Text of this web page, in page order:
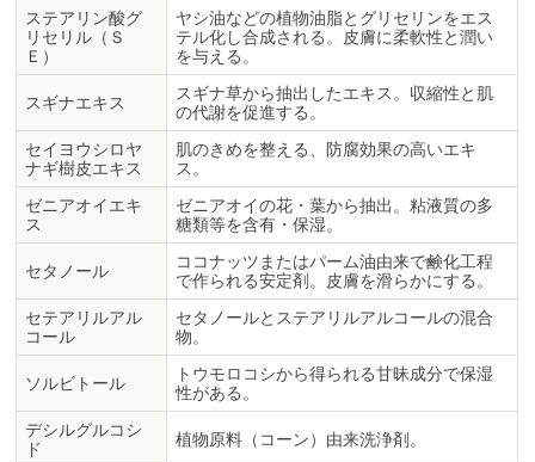
ステアリン酸グ
リセリル（Ｓ
Ｅ）
ヤシ油などの植物油脂とグリセリンをエス
テル化し合成される。皮膚に柔軟性と潤い
を与える。
スギナエキス
スギナ草から抽出したエキス。収縮性と肌
の代謝を促進する。
セイヨウシロヤ
ナギ樹皮エキス
肌のきめを整える、防腐効果の高いエキ
ス。
ゼニアオイエキ
ス
ゼニアオイの花・葉から抽出。粘液質の多
糖類等を含有・保湿。
セタノール
ココナッツまたはパーム油由来で鹸化工程
で作られる安定剤。皮膚を滑らかにする。
セテアリルアル
コール
セタノールとステアリルアルコールの混合
物。
ソルビトール
トウモロコシから得られる甘昧成分で保湿
性がある。
デシルグルコシ
ド
植物原料（コーン）由来洗浄剤。